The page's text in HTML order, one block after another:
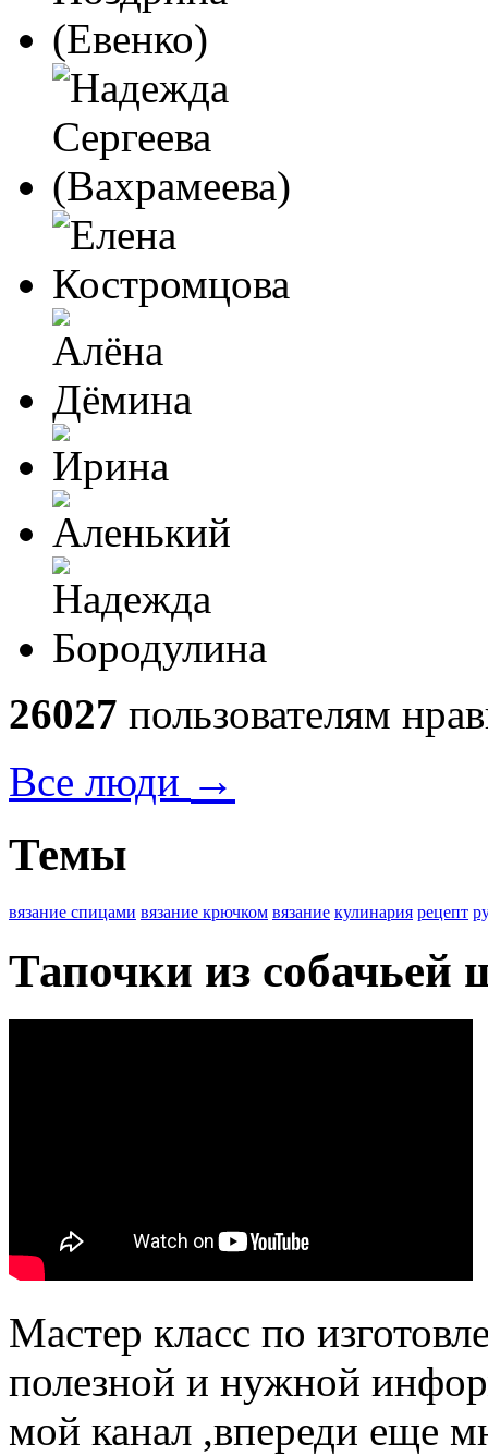
26027 пользователям
Все люди →
Темы
вязание спицами вязание крючком вязание кулинария рецепт
Тапочки из собачьей
Мастер класс по
полезной и нужной
мой канал ,впереди еще